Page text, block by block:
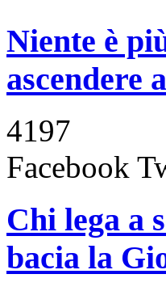
Niente è
ascendere
4197
Facebook
Chi lega a
bacia la